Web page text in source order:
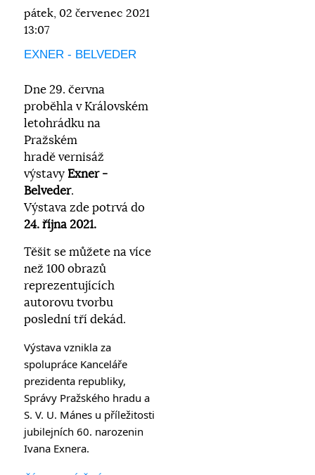
pátek, 02 červenec 2021
13:07
EXNER - BELVEDER
Dne 29. června
proběhla v Královském
letohrádku na
Pražském
hradě vernisáž
výstavy Exner -
Belveder.
Výstava zde potrvá do
24. října 2021.
Těšit se můžete na více
než 100 obrazů
reprezentujících
autorovu tvorbu
poslední tří dekád.
Výstava vznikla za
spolupráce Kanceláře
prezidenta republiky,
Správy Pražského hradu a
S. V. U. Mánes u příležitosti
jubilejních 60. narozenin
Ivana Exnera.